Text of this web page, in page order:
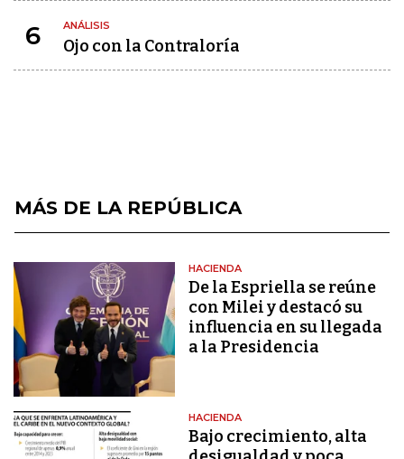
6 ANÁLISIS
Ojo con la Contraloría
MÁS DE LA REPÚBLICA
HACIENDA
De la Espriella se reúne
con Milei y destacó su
influencia en su llegada
a la Presidencia
HACIENDA
Bajo crecimiento, alta